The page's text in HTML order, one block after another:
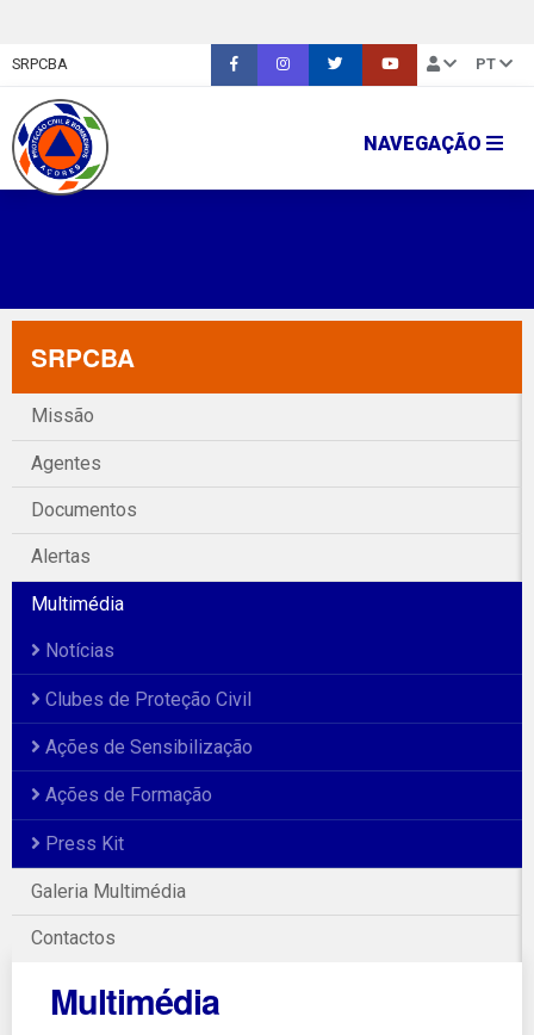
SRPCBA PT
NAVEGAÇÃO
SRPCBA
Missão
Agentes
Documentos
Alertas
Multimédia
Notícias
Clubes de Proteção Civil
Ações de Sensibilização
Ações de Formação
Press Kit
Galeria Multimédia
Contactos
Multimédia